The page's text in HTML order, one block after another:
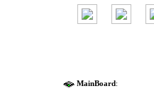
MainBoard: